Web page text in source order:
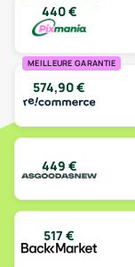
440€
MEILLEURE GARANTIE
574,90€
449 €
517 €